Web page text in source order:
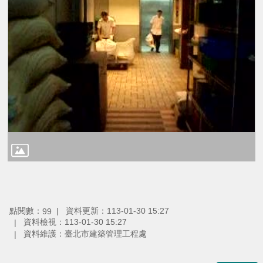
點閱數： 99
資料更新：113-01-30 15:27
資料檢視：113-01-30 15:27
資料維護：臺北市建築管理工程處